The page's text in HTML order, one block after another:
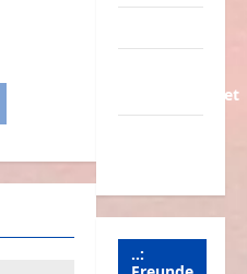
Schmunzeln.net
..: